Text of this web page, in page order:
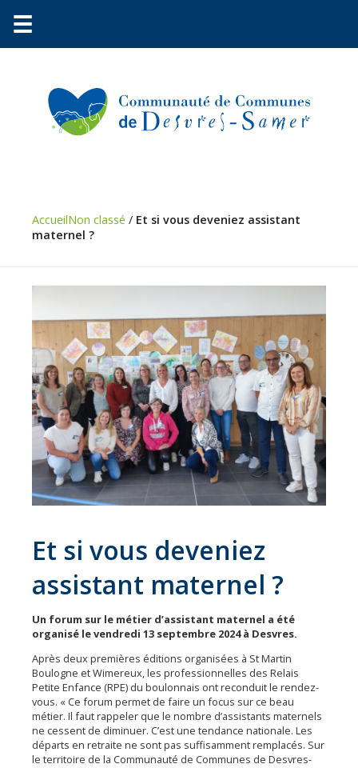
Environnement
Petite
Urbanisme
Vie
pratique
Économie
Les
31
communes
Actualités
Naturéo
de
Tourisme
Mobilité
Offres
d'emploi
☰
AccueilNon classé / Et si vous deveniez assistant
maternel ?
Et si vous deveniez
assistant maternel ?
Un forum sur le métier d’assistant maternel a été
organisé le vendredi 13 septembre 2024 à Desvres.
Après deux premières éditions organisées à St Martin
Boulogne et Wimereux, les professionnelles des Relais
Petite Enfance (RPE) du boulonnais ont reconduit le rendez-
vous. « Ce forum permet de faire un focus sur ce beau
métier. Il faut rappeler que le nombre d’assistants maternels
ne cessent de diminuer. C’est une tendance nationale. Les
départs en retraite ne sont pas suffisamment remplacés. Sur
le territoire de la Communauté de Communes de Desvres-